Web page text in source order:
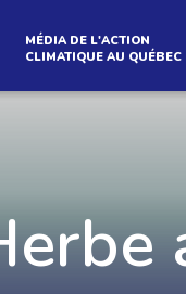
qui
et inspirantes.
MÉDIA DE L'ACTION
CLIMATIQUE AU QUÉBEC